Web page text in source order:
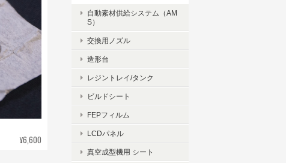
¥6,600
自動素材供給システム（AM
S）
交換用ノズル
造形台
レジントレイ/タンク
ビルドシート
FEPフィルム
LCDパネル
真空成型機用 シート